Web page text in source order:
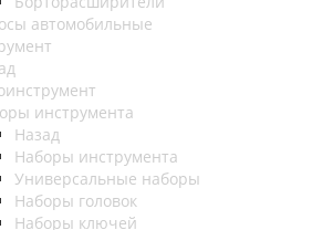
автомобильные
инструмента
Назад
Наборы инструмента
Универсальные наборы
Наборы головок
Наборы ключей